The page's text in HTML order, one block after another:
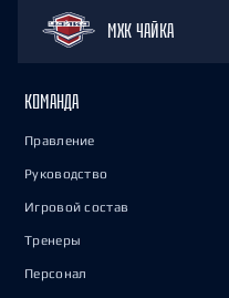
МХК ЧАЙКА
КОМАНДА
Правление
Руководство
Игровой состав
Тренеры
Персонал